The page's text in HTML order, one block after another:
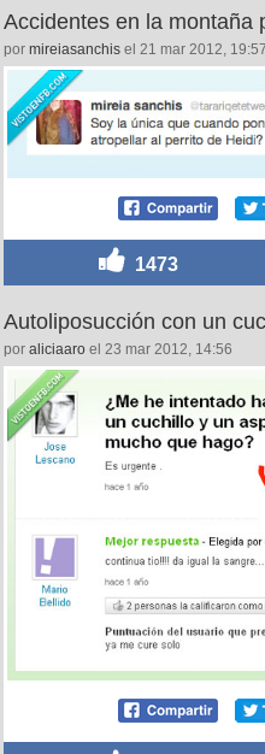
Accidentes en la montaña
por mireiasanchis el 21 mar 2012, 19:57
1473
Autoliposucción con un
por aliciaaro el 23 mar 2012, 14:56